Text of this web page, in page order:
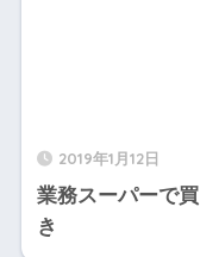
2019年1月12日
業務スーパーで
き